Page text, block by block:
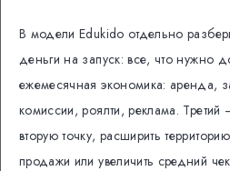
В модели Edukido отдельно
деньги на запуск: все, что нужно
ежемесячная экономика: аренда,
комиссии, роялти, реклама.
вторую точку, расширить
продажи или увеличить средний